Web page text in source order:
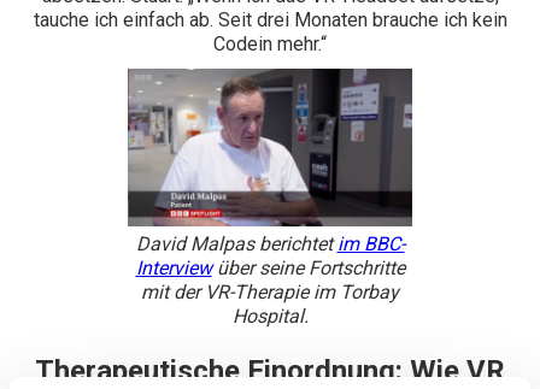
tauche ich einfach ab. Seit drei Monaten brauche ich kein
Codein mehr.“
David Malpas berichtetim BBC-
Interviewüber seine Fortschritte
mit der VR-Therapie im Torbay
Hospital.
Therapeutische Einordnung: Wie VR